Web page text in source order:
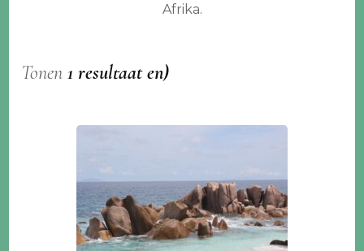
Afrika.
Tonen 1 resultaat en)